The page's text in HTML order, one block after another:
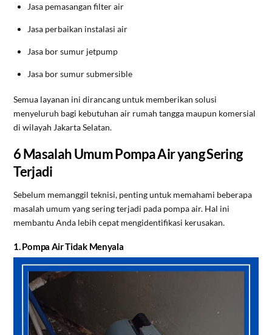
Jasa pemasangan filter air
Jasa perbaikan instalasi air
Jasa bor sumur jetpump
Jasa bor sumur submersible
Semua layanan ini dirancang untuk memberikan solusi
menyeluruh bagi kebutuhan air rumah tangga maupun komersial
di wilayah Jakarta Selatan.
6 Masalah Umum Pompa Air yang Sering
Terjadi
Sebelum memanggil teknisi, penting untuk memahami beberapa
masalah umum yang sering terjadi pada pompa air. Hal ini
membantu Anda lebih cepat mengidentifikasi kerusakan.
1. Pompa Air Tidak Menyala